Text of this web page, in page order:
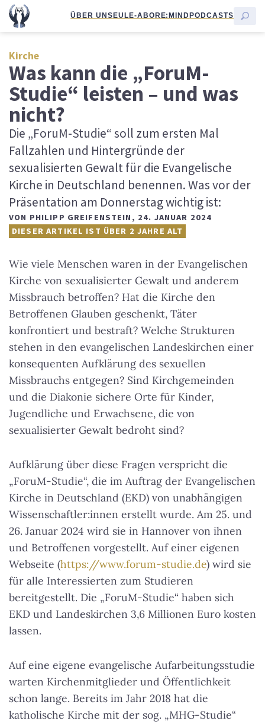
ÜBER UNSEULE-ABORE:MINDPODCASTS
Kirche
Was kann die „ForuM-
Studie“ leisten – und was
nicht?
Die „ForuM-Studie“ soll zum ersten Mal
Fallzahlen und Hintergründe der
sexualisierten Gewalt für die Evangelische
Kirche in Deutschland benennen. Was vor der
Präsentation am Donnerstag wichtig ist:
VON PHILIPP GREIFENSTEIN , 24. JANUAR 2024
DIESER ARTIKEL IST ÜBER 2 JAHRE ALT
Wie viele Menschen waren in der Evangelischen
Kirche von sexualisierter Gewalt und anderem
Missbrauch betroffen? Hat die Kirche den
Betroffenen Glauben geschenkt, Täter
konfrontiert und bestraft? Welche Strukturen
stehen in den evangelischen Landeskirchen einer
konsequenten Aufklärung des sexuellen
Missbrauchs entgegen? Sind Kirchgemeinden
und die Diakonie sichere Orte für Kinder,
Jugendliche und Erwachsene, die von
sexualisierter Gewalt bedroht sind?
Aufklärung über diese Fragen verspricht die
„ForuM-Studie“, die im Auftrag der Evangelischen
Kirche in Deutschland (EKD) von unabhängigen
Wissenschaftler:innen erstellt wurde. Am 25. und
26. Januar 2024 wird sie in Hannover von ihnen
und Betroffenen vorgestellt. Auf einer eigenen
Webseite (https://www.forum-studie.de) wird sie
für alle Interessierten zum Studieren
bereitgestellt. Die „ForuM-Studie“ haben sich
EKD und Landeskirchen 3,6 Millionen Euro kosten
lassen.
Auf eine eigene evangelische Aufarbeitungsstudie
warten Kirchenmitglieder und Öffentlichkeit
schon lange. Bereits im Jahr 2018 hat die
katholische Kirche mit der sog. „MHG-Studie“